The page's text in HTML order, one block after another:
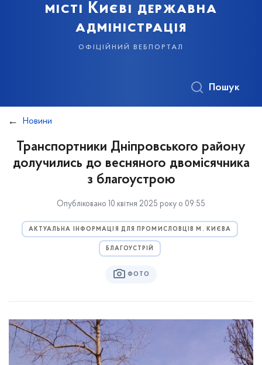
місті Києві державна
адміністрація
офіційний вебпортал
Пошук
Новини
Транспортники Дніпровського району
долучились до весняного двомісячника
з благоустрою
Опубліковано 10 квітня 2025 року о 09:55
АКТУАЛЬНА ІНФОРМАЦІЯ ДЛЯ ПРОМИСЛОВЦІВ М. КИЄВА
БЛАГОУСТРІЙ
ФОТО